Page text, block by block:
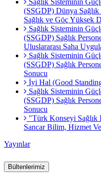
Sağlık Sisteminin
(SSGDP) Dünya
Sağlık ve Göç Yüksek
Sağlık Sisteminin
(SSGDP) Sağlık
Uluslararası Saha
Sağlık Sisteminin
(SSGDP) Sağlık
Sonucu
İyi Hal (Good
Sağlık Sisteminin
(SSGDP) Sağlık
Sonucu
"Türk Konseyi Sağlık
Sancar Bilim, Hizmet
Yayınlar
Bültenlerimiz